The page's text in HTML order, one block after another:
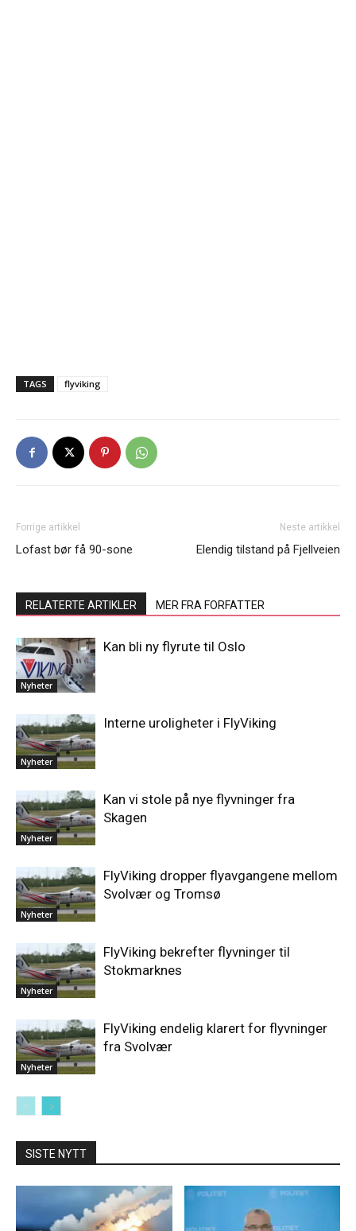
TAGS flyviking
Forrige artikkel
Lofast bør få 90-sone
Neste artikkel
Elendig tilstand på Fjellveien
RELATERTE ARTIKLER MER FRA FORFATTER
Nyheter
Kan bli ny flyrute til Oslo
Nyheter
Interne uroligheter i FlyViking
Nyheter
Kan vi stole på nye flyvninger fra
Skagen
Nyheter
FlyViking dropper flyavgangene mellom
Svolvær og Tromsø
Nyheter
FlyViking bekrefter flyvninger til
Stokmarknes
Nyheter
FlyViking endelig klarert for flyvninger
fra Svolvær
SISTE NYTT